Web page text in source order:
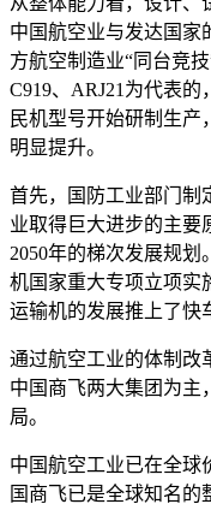
中国航空业与发达国家
方航空制造业“同台竞
C919、ARJ21为代表
民机型号开始研制生产
明显提升。
首先，国防工业部门制
业取得巨大进步的主要
2050年的梯次发展规划
机国家重大专项立项实
运输机的发展推上了快
通过航空工业的体制改
中国商飞两大集团为主
局。
中国航空工业已在全球
国商飞已是全球知名的